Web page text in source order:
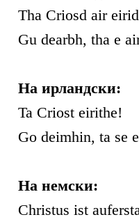
Tha Criosd air
Gu dearbh, tha e
На ирландски:
Ta Criost eirithe!
Go deimhin, ta se
На немски:
Christus ist